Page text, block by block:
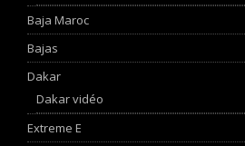
Baja Maroc
Bajas
Dakar
Dakar vidéo
Extreme E